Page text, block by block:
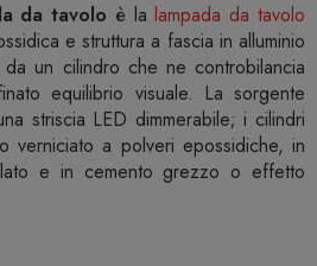
da tavolo è lalampada da tavolo
e struttura a fascia in alluminio
da un cilindro che ne controbilancia
equilibrio visuale. La sorgente
striscia LED dimmerabile; i cilindri
verniciato a polveri epossidiche, in
e in cemento grezzo o effetto